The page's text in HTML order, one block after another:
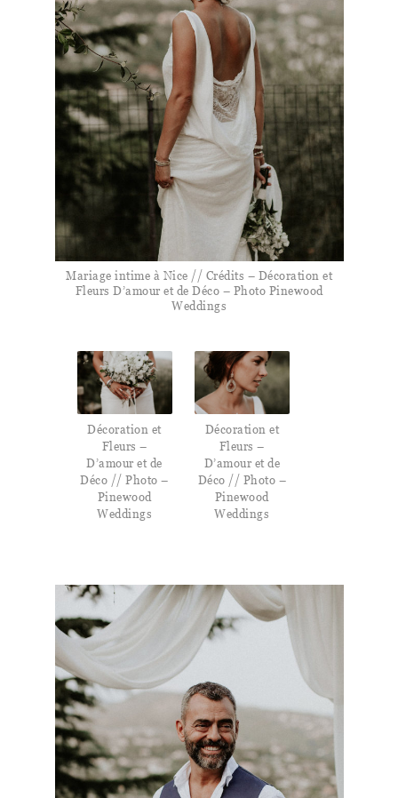
Mariage intime à Nice // Crédits – Décoration et
Fleurs D’amour et de Déco – Photo Pinewood
Weddings
Décoration et
Fleurs –
D’amour et de
Déco // Photo –
Pinewood
Weddings
Décoration et
Fleurs –
D’amour et de
Déco // Photo –
Pinewood
Weddings